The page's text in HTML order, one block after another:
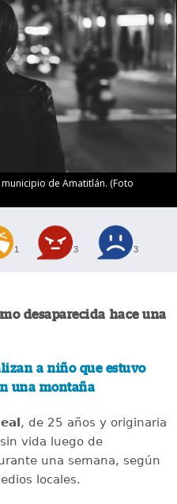
de Amatitlán. (Foto
1 3 3
desaparecida hace una
a niño que estuvo
una montaña
, de 25 años y originaria
vida luego de
una semana, según
locales.